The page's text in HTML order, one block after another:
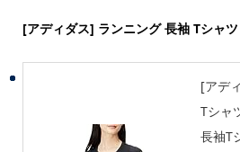
[アディダス] ランニング 長袖 Tシャ
[アデ
Tシャ
長袖T